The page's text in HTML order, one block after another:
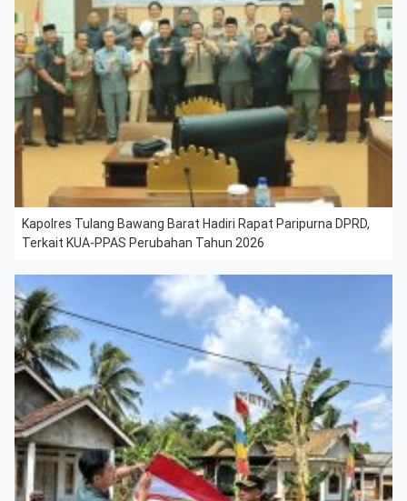
Kapolres Tulang Bawang Barat Hadiri Rapat Paripurna DPRD,
Terkait KUA-PPAS Perubahan Tahun 2026